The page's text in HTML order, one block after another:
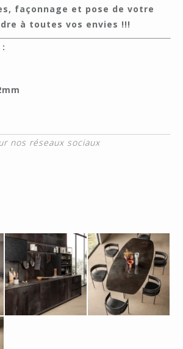
façonnage et pose de votre
à toutes vos envies !!!
nos réseaux sociaux